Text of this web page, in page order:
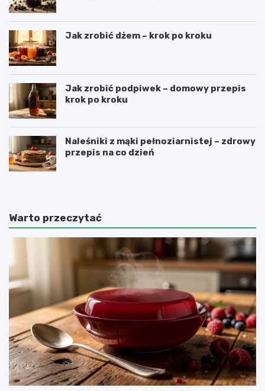
Jak zrobić dżem – krok po kroku
Jak zrobić podpiwek – domowy przepis
krok po kroku
Naleśniki z mąki pełnoziarnistej – zdrowy
przepis na co dzień
Warto przeczytać